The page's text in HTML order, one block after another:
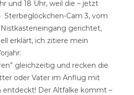
und 18 Uhr, weil die – jetzt
Sterbeglöckchen-Cam 3, vom
gerichtet,
erklärt, ich zitiere mein
gleichzeitig und recken die
oder Vater im Anflug mit
entdeckt! Der Altfalke kommt –